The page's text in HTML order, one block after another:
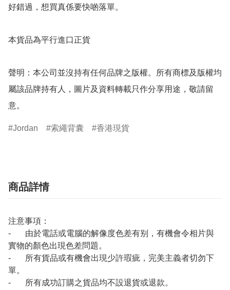
好錯過，想買真係要快啲落單。
本貨品為平行進口正貨
聲明：本公司並沒持有任何品牌之版權。所有商標及版權均
屬該品牌持有人，圖片及資料轉載只作分享用途，敬請留
意。
Jordan 索繩背囊 香港現貨
商品詳情
注意事項：
- 由於電話或電腦的解像度色差有别，有機會令相片與
實物的顏色出現色差問題。
- 所有貨品或有機會出現少許瑕疵，完美主義者切勿下
單。
- 所有成功訂購之貨品均不設退貨或退款。